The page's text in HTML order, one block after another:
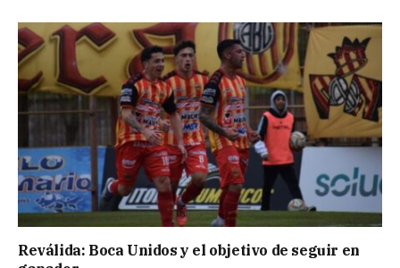
Reválida: Boca Unidos y el objetivo de seguir en